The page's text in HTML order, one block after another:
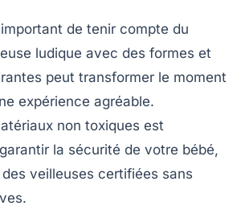
de tenir compte du
ludique avec des formes et
peut transformer le moment
expérience agréable.
non toxiques est
la sécurité de votre bébé,
veilleuses certifiées sans